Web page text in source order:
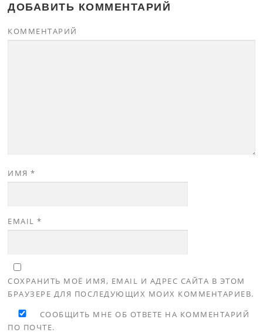
ДОБАВИТЬ КОММЕНТАРИЙ
КОММЕНТАРИЙ
ИМЯ*
EMAIL*
СОХРАНИТЬ МОЁ ИМЯ, EMAIL И АДРЕС САЙТА В ЭТОМ
БРАУЗЕРЕ ДЛЯ ПОСЛЕДУЮЩИХ МОИХ КОММЕНТАРИЕВ.
СООБЩИТЬ МНЕ ОБ ОТВЕТЕ НА КОММЕНТАРИЙ
ПО ПОЧТЕ.